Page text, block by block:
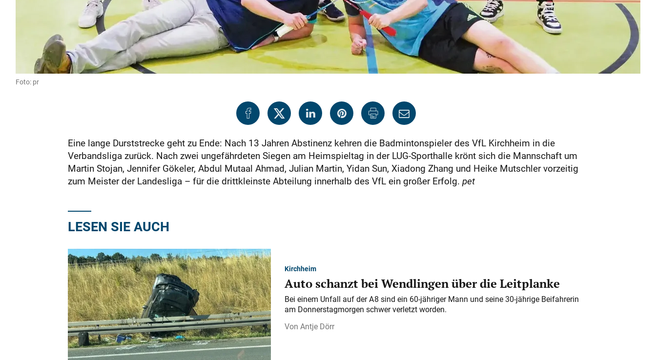
Foto: pr
Eine lange Durststrecke geht zu Ende: Nach 13 Jahren Abstinenz kehren die Badmintonspieler des VfL Kirchheim in die
Verbandsliga zurück. Nach zwei ungefährdeten Siegen am Heimspieltag in der LUG-Sporthalle krönt sich die Mannschaft um
Martin Stojan, Jennifer Gökeler, Abdul Mutaal Ahmad, Julian Martin, Yidan Sun, Xiadong Zhang und Heike Mutschler vorzeitig
zum Meister der Landesliga – für die drittkleinste Abteilung innerhalb des VfL ein großer Erfolg. pet
LESEN SIE AUCH
Kirchheim
Auto schanzt bei Wendlingen über die Leitplanke
Bei einem Unfall auf der A 8 sind ein 60-jähriger Mann und seine 30-jährige Beifahrerin
am Donnerstagmorgen schwer verletzt worden.
Antje Dörr